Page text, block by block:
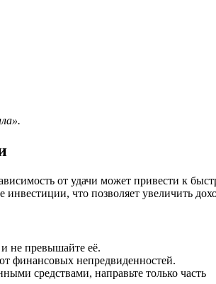
от удачи может привести к
что позволяет увеличить
не превышайте её.
финансовых непредвиденностей.
средствами, направьте только часть